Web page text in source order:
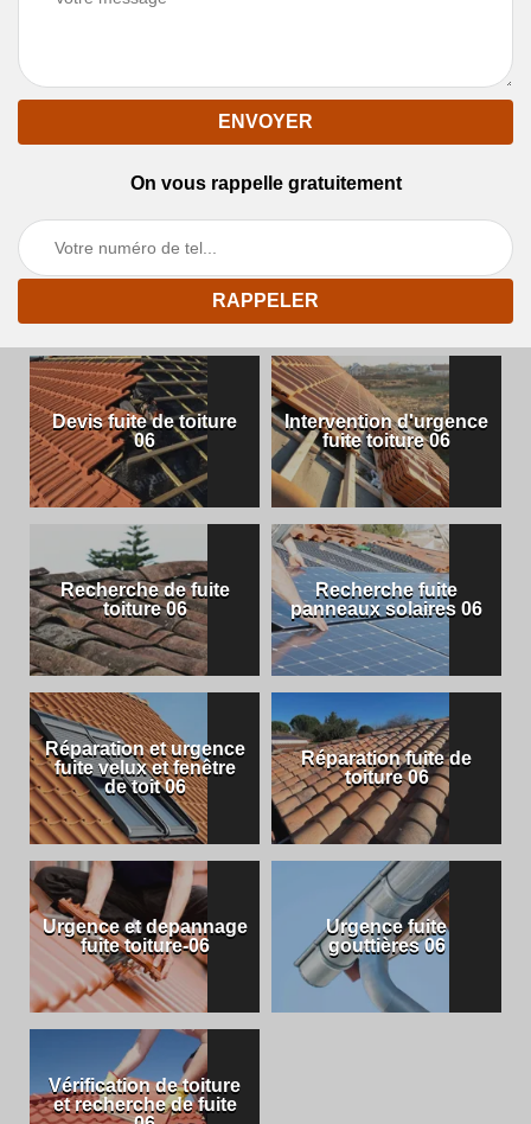
On vous rappelle gratuitement
Devis fuite de toiture
06
Intervention d'urgence
fuite toiture 06
Recherche de fuite
toiture 06
Recherche fuite
panneaux solaires 06
Réparation et urgence
fuite velux et fenêtre
de toit 06
Réparation fuite de
toiture 06
Urgence et depannage
fuite toiture-06
Urgence fuite
gouttières 06
Vérification de toiture
et recherche de fuite